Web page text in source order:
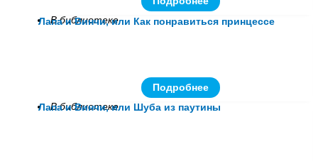
В библиотеке
Лапа и Винчи, или Как понравиться принцессе
Подробнее
В библиотеке
Лапа и Винчи, или Шуба из паутины